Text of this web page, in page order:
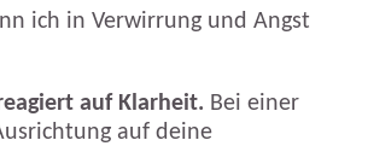
ich in Verwirrung und Angst
auf Klarheit. Bei einer
auf deine